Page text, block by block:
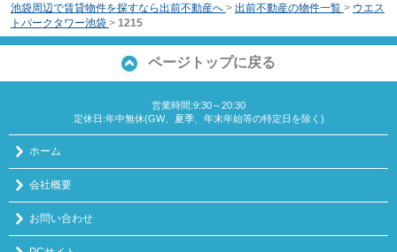
池袋周辺で賃貸物件を探すなら出前不動産へ > 出前不動産の物件一覧 > ウエス
トパークタワー池袋 > 1215
ページトップに戻る
営業時間:9:30～20:30
定休日:年中無休(GW、夏季、年末年始等の特定日を除く)
ホーム
会社概要
お問い合わせ